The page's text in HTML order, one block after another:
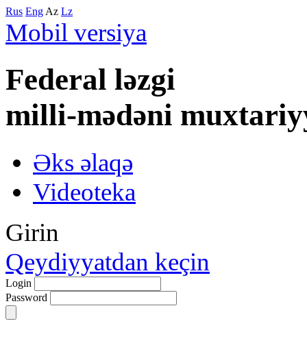
Rus Eng Az Lz
Mobil versiya
Federal lәzgi
milli-mәdәni
Əks əlaqə
Videoteka
Girin
Qeydiyyatdan keçin
Login
Password